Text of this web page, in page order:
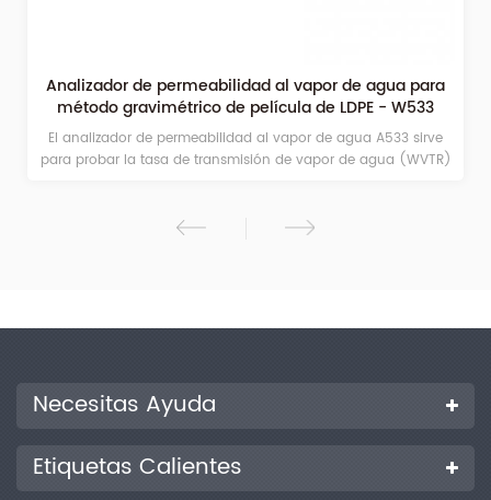
Analizador de permeabilidad al vapor de agua para
método gravimétrico de película de LDPE - W533
El analizador de permeabilidad al vapor de agua A533 sirve
para probar la tasa de transmisión de vapor de agua (WVTR)
Necesitas Ayuda
Etiquetas Calientes